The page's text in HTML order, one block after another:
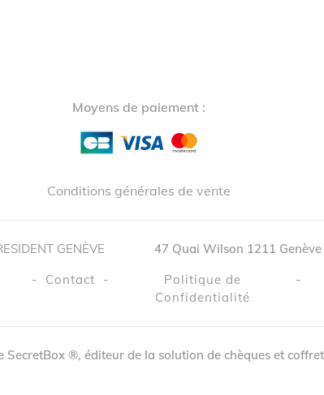
Moyens de paiement :
Conditions générales de vente
GENÈVE 47 Quai Wilson 1211 Genève
- contact -
Politique de
Confidentialité
-
SecretBox ®, éditeur de la solution de chèques et